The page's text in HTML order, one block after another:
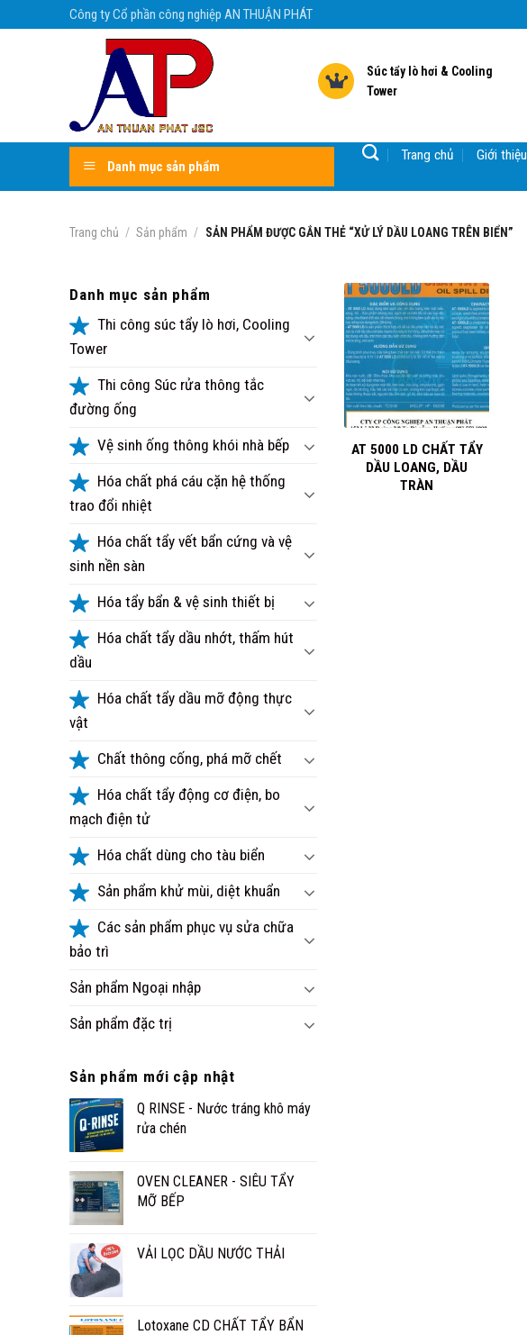
Công ty Cổ phần công nghiệp AN THUẬN PHÁT
Súc tẩy lò hơi & Cooling
Tower
Danh mục sản phẩm
Trang chủ Giới thiệu
Trang chủ / Sản phẩm / SẢN PHẨM ĐƯỢC GẮN THẺ “XỬ LÝ DẦU LOANG TRÊN BIỂN”
Danh mục sản phẩm
Thi công súc tẩy lò hơi, Cooling
Tower
Thi công Súc rửa thông tắc
đường ống
Vệ sinh ống thông khói nhà bếp
Hóa chất phá cáu cặn hệ thống
trao đổi nhiệt
Hóa chất tẩy vết bẩn cứng và vệ
sinh nền sàn
Hóa tẩy bẩn & vệ sinh thiết bị
Hóa chất tẩy dầu nhớt, thấm hút
dầu
Hóa chất tẩy dầu mỡ động thực
vật
Chất thông cống, phá mỡ chết
Hóa chất tẩy động cơ điện, bo
mạch điện tử
Hóa chất dùng cho tàu biển
Sản phẩm khử mùi, diệt khuẩn
Các sản phẩm phục vụ sửa chữa
bảo trì
Sản phẩm Ngoại nhập
Sản phẩm đặc trị
Sản phẩm mới cập nhật
Q RINSE - Nước tráng khô máy
rửa chén
OVEN CLEANER - SIÊU TẨY
MỠ BẾP
VẢI LỌC DẦU NƯỚC THẢI
Lotoxane CD CHẤT TẨY BẨN
+
AT 5000 LD CHẤT TẨY
DẦU LOANG, DẦU
TRÀN